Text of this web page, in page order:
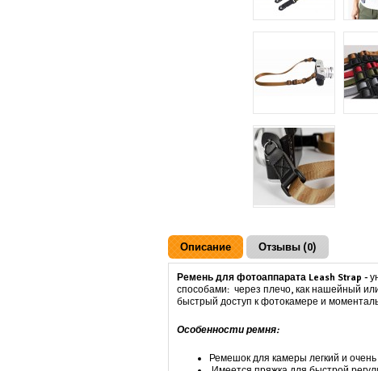
Описание Отзывы (0)
Ремень для фотоаппарата Leash Strap -
способами: через плечо, как нашейный
быстрый доступ к фотокамере и
Особенности ремня:
Ремешок для камеры легкий и очень